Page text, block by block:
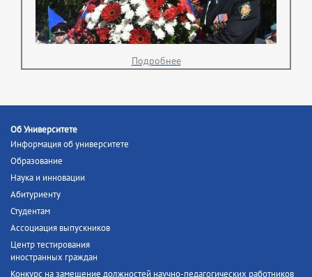
Подробнее
Об Университете
Информация об университете
Образование
Наука и инновации
Абитуриенту
Студентам
Ассоциация выпускников
Центр тестирования
иностранных граждан
Конкурс на замещение должностей научно-педагогических работников